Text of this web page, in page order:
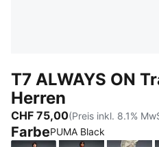
T7 ALWAYS ON
Herren
CHF 75,00(Preis inkl. 8.1%
FarbePUMA Black